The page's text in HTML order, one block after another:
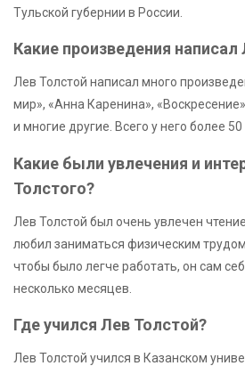
Тульской губернии в России.
Какие произведения написал
Лев Толстой написал много
мир», «Анна Каренина»,
и многие другие. Всего у него более
Какие были увлечения и
Толстого?
Лев Толстой был очень увлечен
любил заниматься физическим
чтобы было легче работать, он сам
несколько месяцев.
Где учился Лев Толстой?
Лев Толстой учился в Казанском